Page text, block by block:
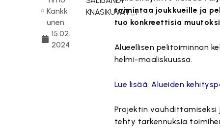
Kankk
unen
15.02.
2024
toimintaa joukkueille ja
tuo konkreettisia
Alueellisen pelitoiminnan
helmi-maaliskuussa.
Lue lisää: Alueiden
Projektin
tehty tarkennuksia